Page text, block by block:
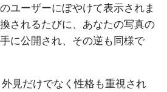
ユーザーにぼやけて表示されま
されるたびに、あなたの写真の
に公開され、その逆も同様で
見だけでなく性格も重視され